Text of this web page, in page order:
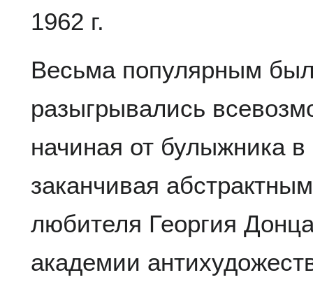
1962 г.
Весьма популярным
разыгрывались
начиная от булыжника
заканчивая
любителя Георгия
академии